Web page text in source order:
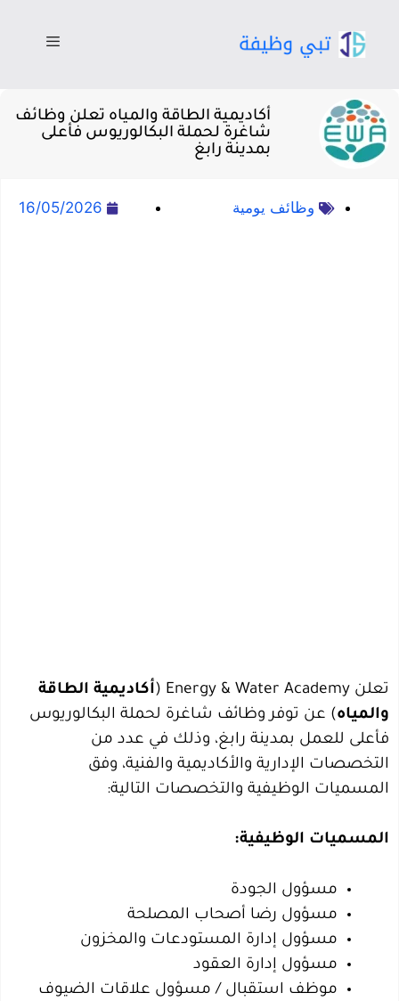
أكاديمية الطاقة والمياه تعلن وظائف
شاغرة لحملة البكالوريوس فأعلى
بمدينة رابغ
وظائف يومية 16/05/2026
تعلن Energy & Water Academy (
أكاديمية الطاقة
والمياه) عن توفر وظائف شاغرة لحملة البكالوريوس
فأعلى للعمل بمدينة رابغ، وذلك في عدد من
التخصصات الإدارية والأكاديمية والفنية، وفق
المسميات الوظيفية والتخصصات التالية:
المسميات الوظيفية:
مسؤول الجودة
مسؤول رضا أصحاب المصلحة
مسؤول إدارة المستودعات والمخزون
مسؤول إدارة العقود
موظف استقبال / مسؤول علاقات الضيوف